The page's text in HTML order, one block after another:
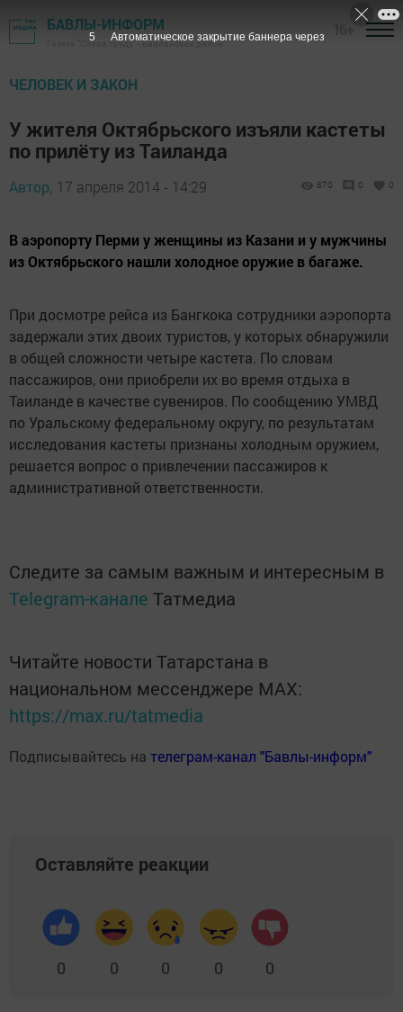
БАВЛЫ-ИНФОРМ
Газета "Слава труду" - Бавлинский район
ЧЕЛОВЕК И ЗАКОН
У жителя Октябрьского изъяли кастеты
по прилёту из Таиланда
Автор, 17 апреля 2014 - 14:29 870 0 0
В аэропорту Перми у женщины из Казани и у мужчины
из Октябрьского нашли холодное оружие в багаже.
При досмотре рейса из Бангкока сотрудники аэропорта
задержали этих двоих туристов, у которых обнаружили
в общей сложности четыре кастета. По словам
пассажиров, они приобрели их во время отдыха в
Таиланде в качестве сувениров. По сообщению УМВД
по Уральскому федеральному округу, по результатам
исследования кастеты признаны холодным оружием,
решается вопрос о привлечении пассажиров к
административной ответственности.
Следите за самым важным и интересным в
Telegram-канале Татмедиа
Читайте новости Татарстана в
национальном мессенджере MАХ:
https://max.ru/tatmedia
Подписывайтесь на телеграм-канал "Бавлы-информ"
Оставляйте реакции
0 0 0 0 0
5 Автоматическое закрытие баннера через